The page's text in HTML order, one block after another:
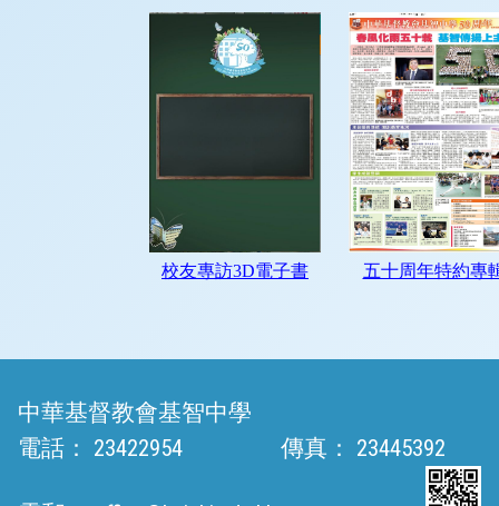
中華基督教會基智中學
電話：
23422954 傳真： 23445392